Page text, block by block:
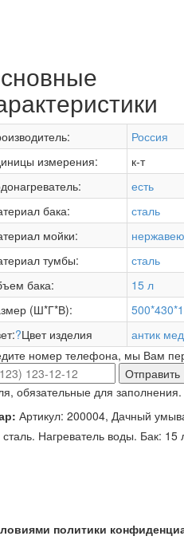
Россия
измерения:
к-т
есть
бака:
сталь
мойки:
тумбы:
сталь
бака:
15 л
(Ш*Г*В):
?Цвет изделия антик
номер телефона, мы Вам
Отправить
обязательные для заполнения.
Артикул: 200004, Дачный
Нагреватель воды. Бак: 15
политики